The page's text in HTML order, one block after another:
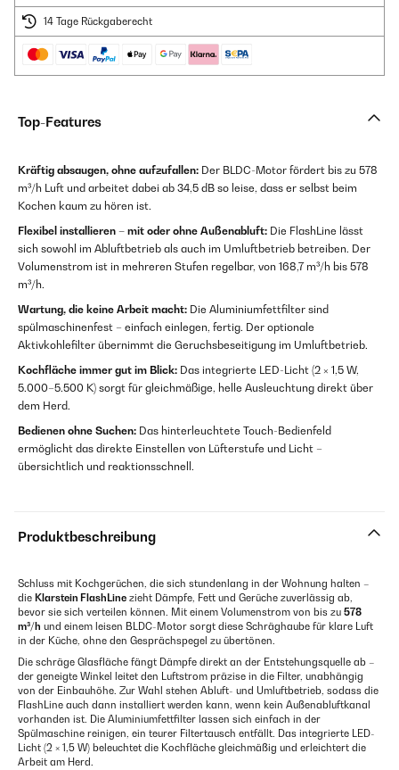
14 Tage Rückgaberecht
Top-Features
Kräftig absaugen, ohne aufzufallen: Der BLDC-Motor fördert bis zu 578
m³/h Luft und arbeitet dabei ab 34,5 dB so leise, dass er selbst beim
Kochen kaum zu hören ist.
Flexibel installieren – mit oder ohne Außenabluft: Die FlashLine lässt
sich sowohl im Abluftbetrieb als auch im Umluftbetrieb betreiben. Der
Volumenstrom ist in mehreren Stufen regelbar, von 168,7 m³/h bis 578
m³/h.
Wartung, die keine Arbeit macht: Die Aluminiumfettfilter sind
spülmaschinenfest – einfach einlegen, fertig. Der optionale
Aktivkohlefilter übernimmt die Geruchsbeseitigung im Umluftbetrieb.
Kochfläche immer gut im Blick: Das integrierte LED-Licht (2 × 1,5 W,
5.000–5.500 K) sorgt für gleichmäßige, helle Ausleuchtung direkt über
dem Herd.
Bedienen ohne Suchen: Das hinterleuchtete Touch-Bedienfeld
ermöglicht das direkte Einstellen von Lüfterstufe und Licht –
übersichtlich und reaktionsschnell.
Produktbeschreibung
Schluss mit Kochgerüchen, die sich stundenlang in der Wohnung halten –
die Klarstein FlashLine zieht Dämpfe, Fett und Gerüche zuverlässig ab,
bevor sie sich verteilen können. Mit einem Volumenstrom von bis zu 578
m³/h und einem leisen BLDC-Motor sorgt diese Schräghaube für klare Luft
in der Küche, ohne den Gesprächspegel zu übertönen.
Die schräge Glasfläche fängt Dämpfe direkt an der Entstehungsquelle ab –
der geneigte Winkel leitet den Luftstrom präzise in die Filter, unabhängig
von der Einbauhöhe. Zur Wahl stehen Abluft- und Umluftbetrieb, sodass die
FlashLine auch dann installiert werden kann, wenn kein Außenabluftkanal
vorhanden ist. Die Aluminiumfettfilter lassen sich einfach in der
Spülmaschine reinigen, ein teurer Filtertausch entfällt. Das integrierte LED-
Licht (2 × 1,5 W) beleuchtet die Kochfläche gleichmäßig und erleichtert die
Arbeit am Herd.